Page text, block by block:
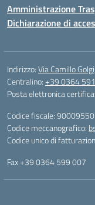
Amministrazione
Dichiarazione di
Indirizzo:Via Camillo
Centralino:+39 0364
Posta elettronica
Codice fiscale:
Codice meccanografico:
Codice unico di
Fax +39 0364 599 007